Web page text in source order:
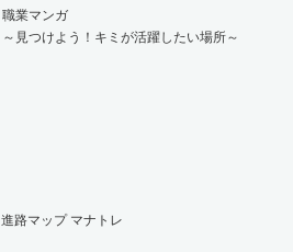
職業マンガ
～見つけよう！キミが活躍したい場所～
進路マップ マナトレ